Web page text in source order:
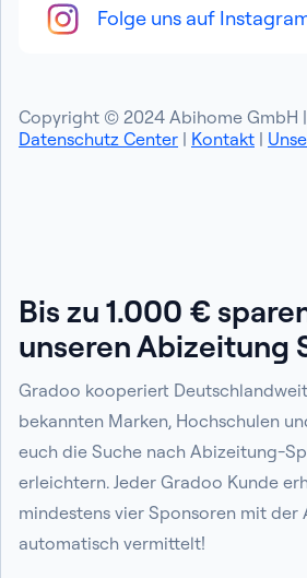
Folge uns auf
Copyright © 2024 Abihome GmbH |
Datenschutz Center | Kontakt |
Bis zu 1.000 €
unseren Abizeitung
Gradoo kooperiert
bekannten Marken, Hochschulen
euch die Suche nach Abizeitung-
erleichtern. Jeder Gradoo Kunde
mindestens vier Sponsoren mit der
automatisch vermittelt!